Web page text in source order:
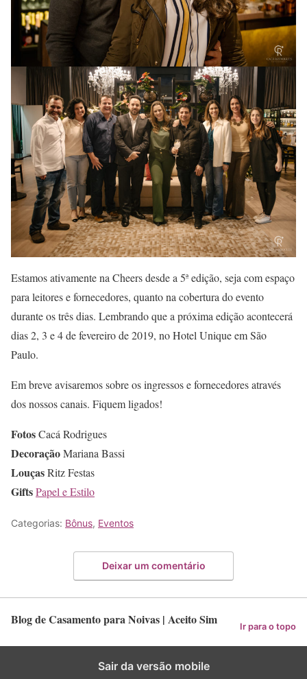
Estamos ativamente na Cheers desde a 5ª edição, seja com espaço
para leitores e fornecedores, quanto na cobertura do evento
durante os três dias. Lembrando que a próxima edição acontecerá
dias 2, 3 e 4 de fevereiro de 2019, no Hotel Unique em São
Paulo.
Em breve avisaremos sobre os ingressos e fornecedores através
dos nossos canais. Fiquem ligados!
FotosCacá Rodrigues
DecoraçãoMariana Bassi
LouçasRitz Festas
GiftsPapel e Estilo
Categorias: Bônus, Eventos
Deixar um comentário
Blog de Casamento para Noivas | Aceito Sim Ir para o topo
Sair da versão mobile